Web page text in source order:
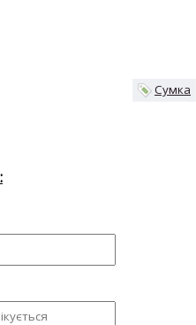
Сумка